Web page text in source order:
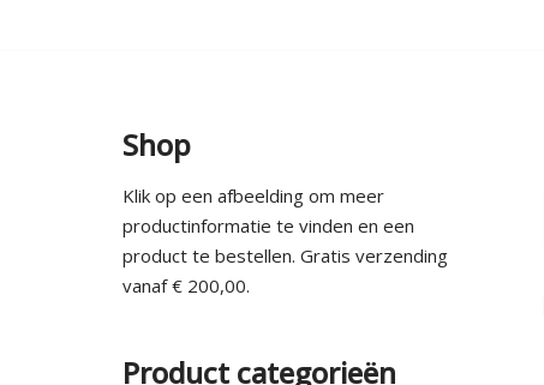
Shop
Klik op een afbeelding om meer
productinformatie te vinden en een
product te bestellen. Gratis verzending
vanaf € 200,00.
Product categorieën